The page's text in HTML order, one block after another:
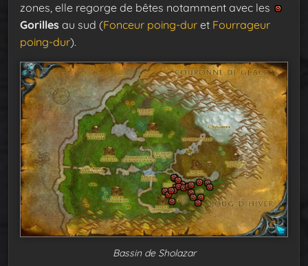
zones, elle regorge de bêtes notamment avec les
Gorilles au sud (Fonceur poing-dur et Fourrageur
poing-dur).
Bassin de Sholazar